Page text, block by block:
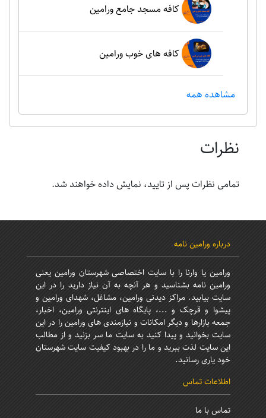
کافه مسجد جامع ورامین
کافه های خوب ورامین
مشاهده همه
نظرات
تمامی نظرات پس از تایید، نمایش داده خواهند شد.
درباره ورامین نامه
ورامین یا وارنا را با سایت اختصاصی شهرستان ورامین یعنی
ورامین نامه بشناسید و هر آنچه به آن نیاز دارید را در این
سایت بیابید. مراکز دیدنی ورامین، مشاغل، شهدای ورامین و
پیشوا و قرچک و ...، پایگاه های اینترنتی ورامین، اخبار،
جمعه بازارها و دیگر امکانات و نیازمندی های ورامین را در این
سایت بخوانید و پیدا کنید به سایت ما سر بزنید و از مطالب
این سایت لذت ببرید و ما را در بهبود کیفیت سایت شهرستان
خود یاری رسانید.
اطلاعات تماس
تماس با ما